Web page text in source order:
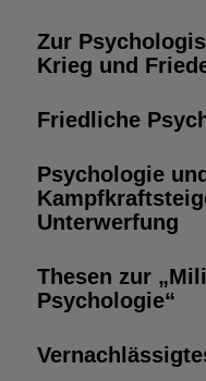
Zur
Krieg und
Friedliche
Psychologie
Unterwerfung
Thesen zur
Psychologie“